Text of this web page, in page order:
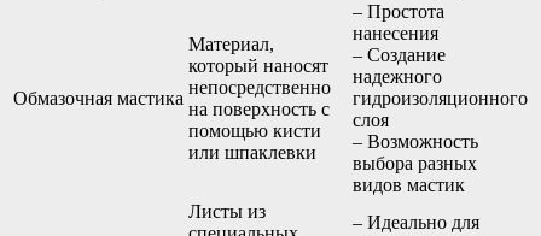
Обмазочная мастика
Материал,
который наносят
непосредственно
на поверхность с
помощью кисти
или шпаклевки
– Простота
нанесения
– Создание
надежного
гидроизоляционного
слоя
– Возможность
выбора разных
видов мастик
Листы из
– Идеально для